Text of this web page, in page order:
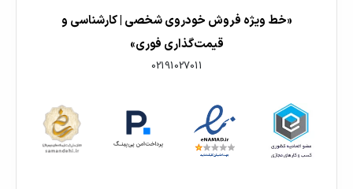
«خط ویژه فروش خودروی شخصی | کارشناسی و
قیمت‌گذاری فوری»
02191027011